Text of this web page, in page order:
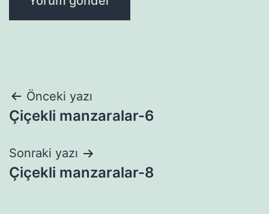
Yazı
gezinmesi
Önceki yazı
Çiçekli manzaralar-6
Sonraki yazı
Çiçekli manzaralar-8